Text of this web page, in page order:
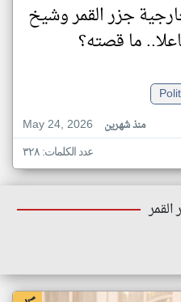
جزر القمر وشيخ
ما قصته؟
May 24, 2026
منذ شهرين
عدد الكلمات: ٣٢٨